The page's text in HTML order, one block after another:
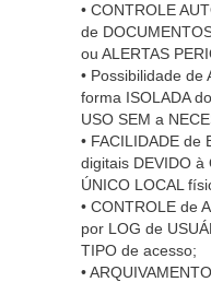
• CONTROLE
de
ou ALERTAS
• Possibilidade de
forma ISOLADA
USO SEM a
• FACILIDADE de
digitais DEVIDO à
ÚNICO LOCAL
• CONTROLE de
por LOG de
TIPO de acesso;
•